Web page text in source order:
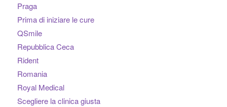
Praga
Prima di iniziare le cure
QSmile
Repubblica Ceca
Rident
Romania
Royal Medical
Scegliere la clinica giusta